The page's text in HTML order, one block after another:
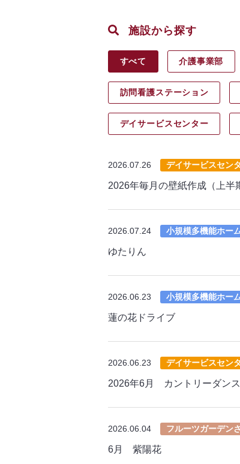
施設から探す
すべて 介護事業部
訪問看護ステーション
デイサービスセンター
2026.07.26 デイサービスセン
2026年毎月の壁紙作成（上半
2026.07.24 小規模多機能ホー
ゆたりん
2026.06.23 小規模多機能ホー
蓮の花ドライブ
2026.06.23 デイサービスセン
2026年6月 カントリーダンス
2026.06.04 フルーツガーデン
6月 紫陽花